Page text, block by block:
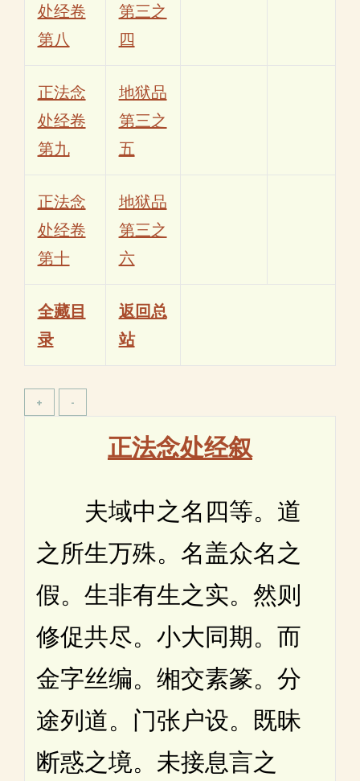
处经卷
第八
第三之
四
正法念
处经卷
第九
地狱品
第三之
五
正法念
处经卷
第十
地狱品
第三之
六
全藏目
录
返回总
站
正法念处经叙
夫域中之名四等。道
之所生万殊。名盖众名之
假。生非有生之实。然则
修促共尽。小大同期。而
金字丝编。缃交素篆。分
途列道。门张户设。既昧
断惑之境。未接息言之